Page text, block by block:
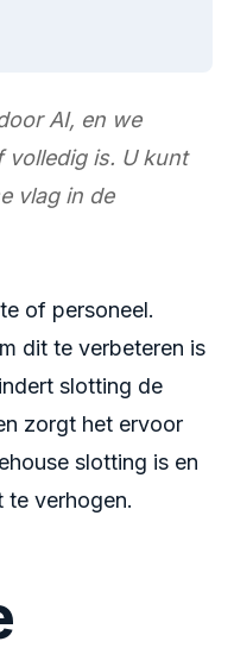
AI, en we
volledig is. U kunt
vlag in de
of personeel.
dit te verbeteren is
slotting de
zorgt het ervoor
slotting is en
te verhogen.